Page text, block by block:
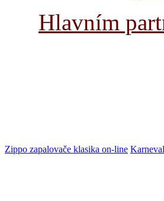
Hlavním
Zippo zapalovače klasika on-line